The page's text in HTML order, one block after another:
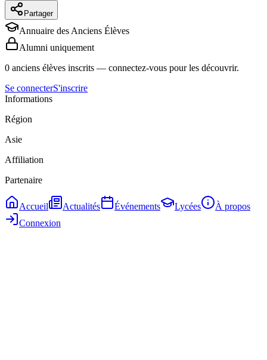
Partager
Annuaire des Anciens Élèves
Alumni uniquement
0 anciens élèves inscrits — connectez-vous pour les découvrir.
Se connecterS'inscrire
Informations
Région
Asie
Affiliation
Partenaire
Accueil Actualités Événements Lycées
À propos
Connexion